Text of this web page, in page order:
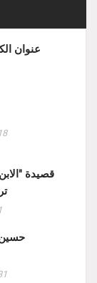
عنوان
قصيدة
حسين